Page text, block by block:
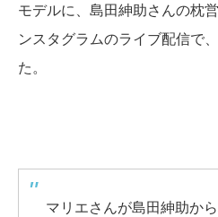
モデルに、島田紳助さんの枕
ンスタグラムのライブ配信で
た。
マリエさんが島田紳助か